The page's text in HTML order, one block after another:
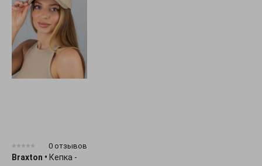
0 отзывов
Braxton • Кепка -